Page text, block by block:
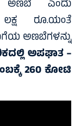
ಅಣಬೆ ಎಂದು
ರೂ.ಯಂತೆ
ಅಣಬೆಗಳನ್ನು
ಅಪಘಾತ –
260 ಕೋಟಿ